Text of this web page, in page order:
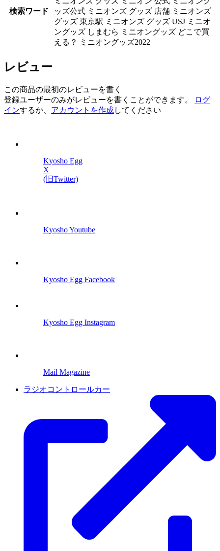
検索ワード
ッズ公式 ミニオンズ グッズ 店舗 ミニオンズ
グッズ 東京駅 ミニオンズ グッズ USJ ミニオ
ングッズ しまむら ミニオングッズ どこで買
える？ ミニオングッズ2022
レビュー
この商品の最初のレビューを書く
登録ユーザーのみがレビューを書くことができます。
ログ
インするか、 アカウントを作成してください
Kyosho Egg
X
(旧Twitter)
Kyosho Youtube
Kyosho Egg Facebook
Kyosho Egg Instagram
Mail Magazine
ラジオコントロールカー